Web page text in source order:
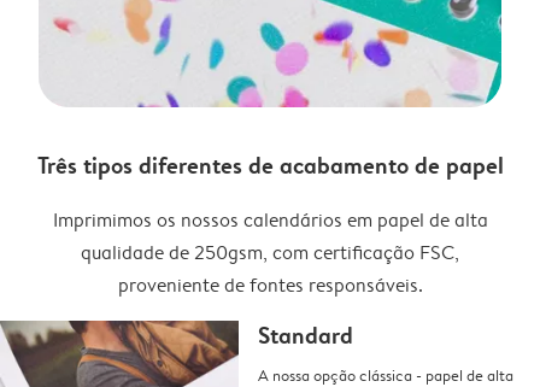
Três tipos diferentes de acabamento de papel
Imprimimos os nossos calendários em papel de alta
qualidade de 250gsm, com certificação FSC,
proveniente de fontes responsáveis.
Standard
A nossa opção clássica - papel de alta